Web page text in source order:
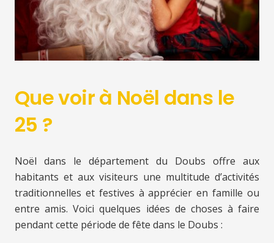
Que voir à Noël dans le
25 ?
Noël dans le département du Doubs offre aux
habitants et aux visiteurs une multitude d’activités
traditionnelles et festives à apprécier en famille ou
entre amis. Voici quelques idées de choses à faire
pendant cette période de fête dans le Doubs :